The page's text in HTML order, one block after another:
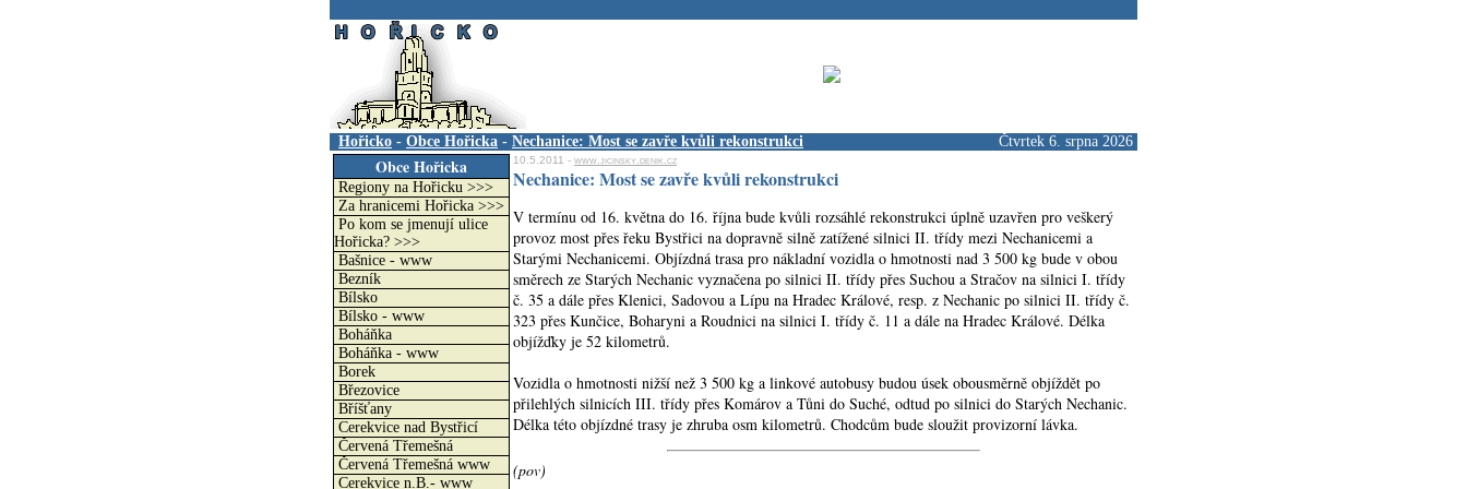
Hořicko - Obce Hořicka - Nechanice: Most se zavře kvůli rekonstrukci Čtvrtek 6. srpna 2026
Obce Hořicka
Regiony na Hořicku >>>
Za hranicemi Hořicka >>>
Po kom se jmenují ulice
Hořicka? >>>
Bašnice - www
Bezník
Bílsko
Bílsko - www
Boháňka
Boháňka - www
Borek
Březovice
Bříšťany
Cerekvice nad Bystřicí
Červená Třemešná
Červená Třemešná www
Cerekvice n.B.- www
10.5.2011 - www.jicinsky.denik.cz
Nechanice: Most se zavře kvůli rekonstrukci
V termínu od 16. května do 16. října bude kvůli rozsáhlé rekonstrukci úplně uzavřen pro veškerý
provoz most přes řeku Bystřici na dopravně silně zatížené silnici II. třídy mezi Nechanicemi a
Starými Nechanicemi. Objízdná trasa pro nákladní vozidla o hmotnosti nad 3 500 kg bude v obou
směrech ze Starých Nechanic vyznačena po silnici II. třídy přes Suchou a Stračov na silnici I. třídy
č. 35 a dále přes Klenici, Sadovou a Lípu na Hradec Králové, resp. z Nechanic po silnici II. třídy č.
323 přes Kunčice, Boharyni a Roudnici na silnici I. třídy č. 11 a dále na Hradec Králové. Délka
objížďky je 52 kilometrů.
Vozidla o hmotnosti nižší než 3 500 kg a linkové autobusy budou úsek obousměrně objíždět po
přilehlých silnicích III. třídy přes Komárov a Tůni do Suché, odtud po silnici do Starých Nechanic.
Délka této objízdné trasy je zhruba osm kilometrů. Chodcům bude sloužit provizorní lávka.
(pov)